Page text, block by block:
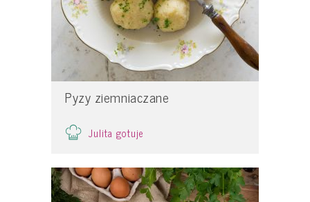
Pyzy ziemniaczane
Julita gotuje